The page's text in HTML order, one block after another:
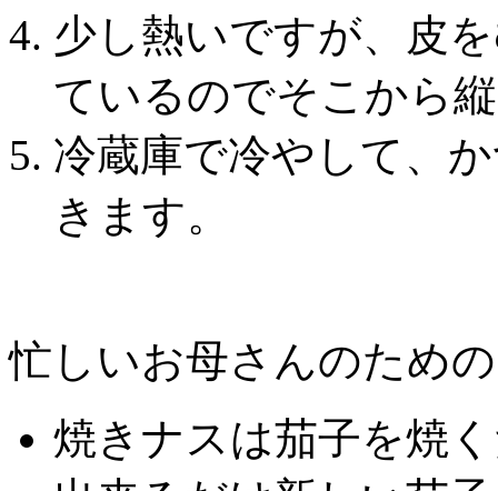
少し熱いですが、皮
ているのでそこから
冷蔵庫で冷やして、
きます。
忙しいお母さんのため
焼きナスは茄子を焼